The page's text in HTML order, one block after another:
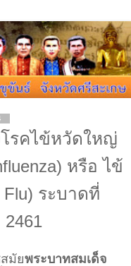
รคไข้หวัดใหญ่
หรือ ไข้
ระบาดที่
มัยพระบาทสมเด็จ